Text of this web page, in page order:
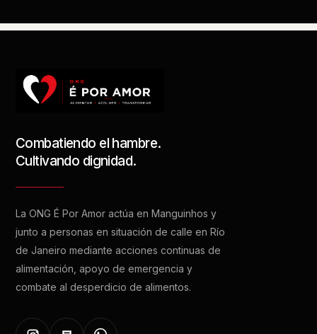
Combatiendo el hambre.
Cultivando dignidad.
La ONG É Por Amor actúa en Manguinhos y
junto a personas en situación de calle en Río
de Janeiro mediante acciones continuas de
alimentación, apoyo de emergencia y
combate al desperdicio de alimentos.